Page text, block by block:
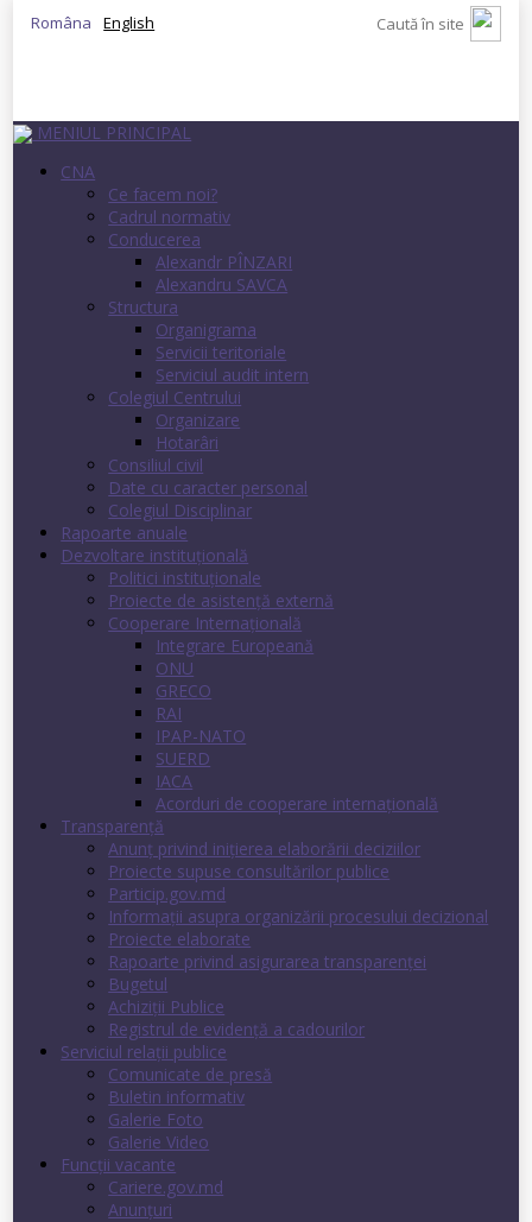
Româna English
MENIUL PRINCIPAL
CNA
Ce facem noi?
Cadrul normativ
Conducerea
Alexandr PÎNZARI
Alexandru SAVCA
Structura
Organigrama
Servicii teritoriale
Serviciul audit intern
Colegiul Centrului
Organizare
Hotarâri
Consiliul civil
Date cu caracter personal
Colegiul Disciplinar
Rapoarte anuale
Dezvoltare instituţională
Politici instituţionale
Proiecte de asistenţă externă
Cooperare Internaţională
Integrare Europeană
ONU
GRECO
RAI
IPAP-NATO
SUERD
IACA
Acorduri de cooperare internaţională
Transparenţă
Anunț privind inițierea elaborării deciziilor
Proiecte supuse consultărilor publice
Particip.gov.md
Informații asupra organizării procesului decizional
Proiecte elaborate
Rapoarte privind asigurarea transparenţei
Bugetul
Achiziții Publice
Registrul de evidenţă a cadourilor
Serviciul relații publice
Comunicate de presă
Buletin informativ
Galerie Foto
Galerie Video
Funcții vacante
Cariere.gov.md
Anunţuri